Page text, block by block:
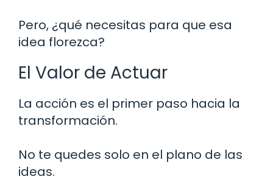
Pero, ¿qué necesitas para que esa
idea florezca?
El Valor de Actuar
La acción es el primer paso hacia la
transformación.
No te quedes solo en el plano de las
ideas.